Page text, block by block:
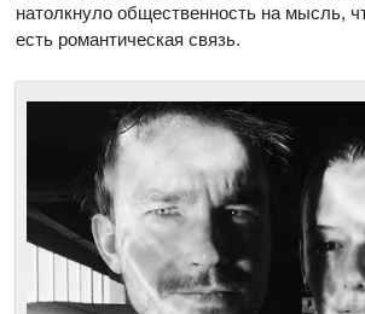
натолкнуло общественность на мысль,
есть романтическая связь.